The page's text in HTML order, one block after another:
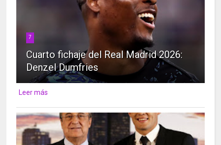
7
Cuarto fichaje del Real Madrid 2026:
Denzel Dumfries
Leer más